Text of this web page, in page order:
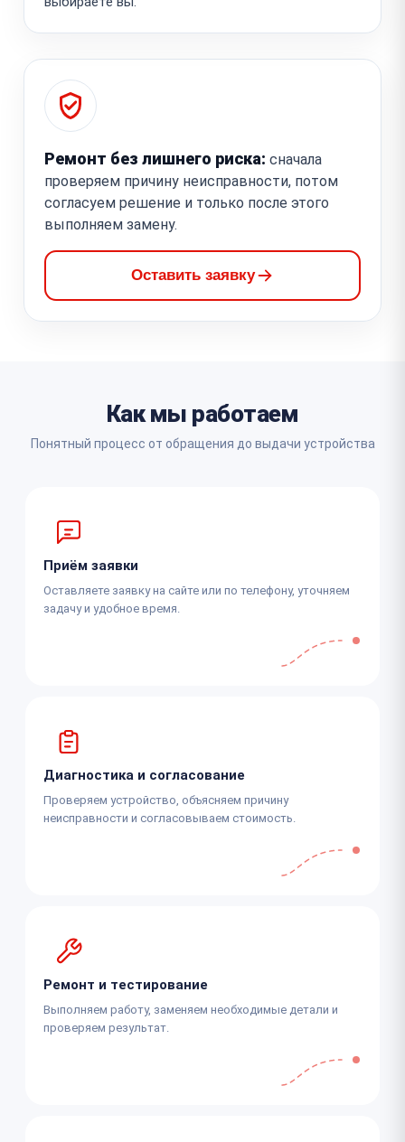
Ремонт без лишнего риска: сначала
проверяем причину неисправности, потом
согласуем решение и только после этого
выполняем замену.
Оставить заявку
Как мы работаем
Понятный процесс от обращения до выдачи устройства
Приём заявки
Оставляете заявку на сайте или по телефону, уточняем
задачу и удобное время.
Диагностика и согласование
Проверяем устройство, объясняем причину
неисправности и согласовываем стоимость.
Ремонт и тестирование
Выполняем работу, заменяем необходимые детали и
проверяем результат.